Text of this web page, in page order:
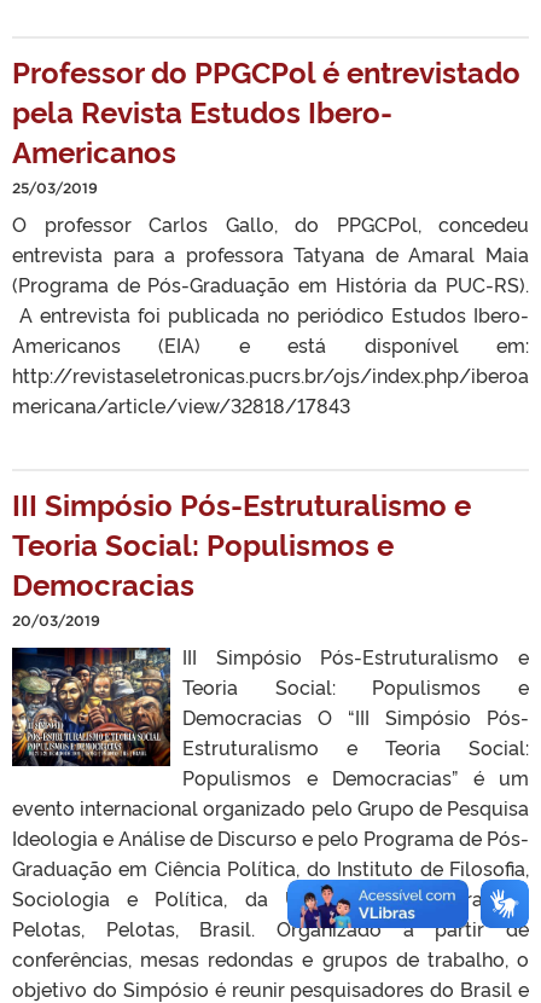
Professor do PPGCPol é entrevistado
pela Revista Estudos Ibero-
Americanos
25/03/2019
O professor Carlos Gallo, do PPGCPol, concedeu
entrevista para a professora Tatyana de Amaral Maia
(Programa de Pós-Graduação em História da PUC-RS).
A entrevista foi publicada no periódico Estudos Ibero-
Americanos (EIA) e está disponível em:
http://revistaseletronicas.pucrs.br/ojs/index.php/iberoa
mericana/article/view/32818/17843
III Simpósio Pós-Estruturalismo e
Teoria Social: Populismos e
Democracias
20/03/2019
III Simpósio Pós-Estruturalismo e
Teoria Social: Populismos e
Democracias O “III Simpósio Pós-
Estruturalismo e Teoria Social:
Populismos e Democracias” é um
evento internacional organizado pelo Grupo de Pesquisa
Ideologia e Análise de Discurso e pelo Programa de Pós-
Graduação em Ciência Política, do Instituto de Filosofia,
Sociologia e Política, da Universidade Federal de
Pelotas, Pelotas, Brasil. Organizado a partir de
conferências, mesas redondas e grupos de trabalho, o
objetivo do Simpósio é reunir pesquisadores do Brasil e